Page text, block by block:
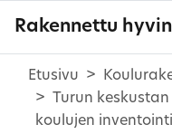
Rakennettu
Etusivu
Turun
koulujen